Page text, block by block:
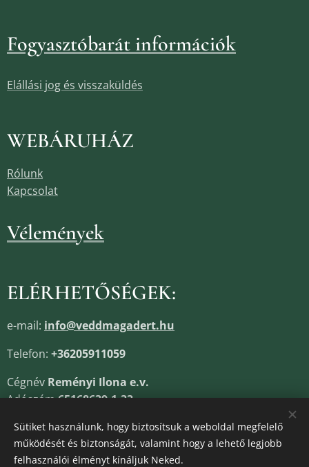
Fogyasztóbarát információk
Elállási jog és visszaküldés
WEBÁRUHÁZ
Rólunk
Kapcsolat
Vélemények
ELÉRHETŐSÉGEK:
e-mail: info@veddmagadert.hu
Telefon: +36205911059
Cégnév Reményi Ilona e.v.
Adószám65168639-1-33
Sütiket használunk, hogy biztosítsuk a weboldal megfelelő
működését és biztonságát, valamint hogy a lehető legjobb
felhasználói élményt kínáljuk Neked.